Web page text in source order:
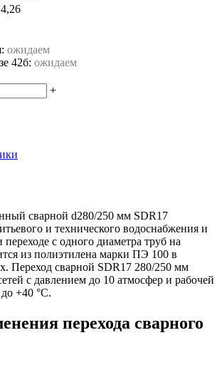
4,26
ожидаем
42б: ожидаем
+
сварной d280/250 мм SDR17
и технического водоснабжения и
с одного диаметра труб на
из полиэтилена марки ПЭ 100 в
Переход сварной SDR17 280/250 мм
с давлением до 10 атмосфер и рабочей
+40 °С.
перехода сварного